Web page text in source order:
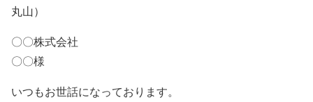
丸山）
〇〇株式会社
〇〇様
いつもお世話になっております。